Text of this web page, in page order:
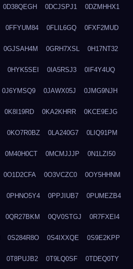
0D38QEGH 0DCJSPJ1 0DZMHHX1
0FFYUM84 0FLIL6GQ 0FXF2MUD
0GJSAH4M 0GRH7XSL 0H17NT32
0HYK5SEI 0IA5RSJ3 0IF4Y4UQ
0J6YMSQ9 0JAWX05J 0JMG9NJH
0K8I19RD 0KA2KHRR 0KCE9EJG
0KO7R0BZ 0LA240G7 0LIQ91PM
0M40H0CT 0MCMJJJP 0N1LZI50
0O1D2CFA 0O3VCZC0 0OY5HHNM
0PHNO5Y4 0PPJIUB7 0PUMEZB4
0QR27BKM 0QV0STGJ 0R7FXEI4
0S284R8O 0S4IXXQE 0S9E2KPP
0T8PUJB2 0T9LQ0SF 0TDEQ0TY